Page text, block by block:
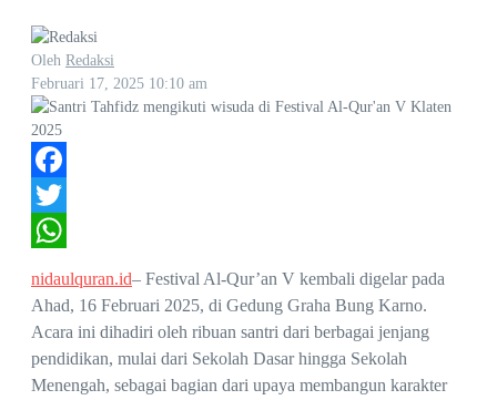
Oleh Redaksi
Februari 17, 2025 10:10 am
Facebook
Twitter
nidaulquran.id– Festival Al-Qur’an V kembali digelar pada
Ahad, 16 Februari 2025, di Gedung Graha Bung Karno.
Acara ini dihadiri oleh ribuan santri dari berbagai jenjang
pendidikan, mulai dari Sekolah Dasar hingga Sekolah
Menengah, sebagai bagian dari upaya membangun karakter